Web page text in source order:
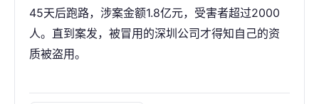
45天后跑路，涉案金额1.8亿元，受害者超过2000
人。直到案发，被冒用的深圳公司才得知自己的资
质被盗用。